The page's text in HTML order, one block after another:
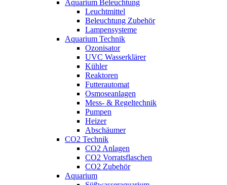
Aquarium Beleuchtung
Leuchtmittel
Beleuchtung Zubehör
Lampensysteme
Aquarium Technik
Ozonisator
UVC Wasserklärer
Kühler
Reaktoren
Futterautomat
Osmoseanlagen
Mess- & Regeltechnik
Pumpen
Heizer
Abschäumer
CO2 Technik
CO2 Anlagen
CO2 Vorratsflaschen
CO2 Zubehör
Aquarium